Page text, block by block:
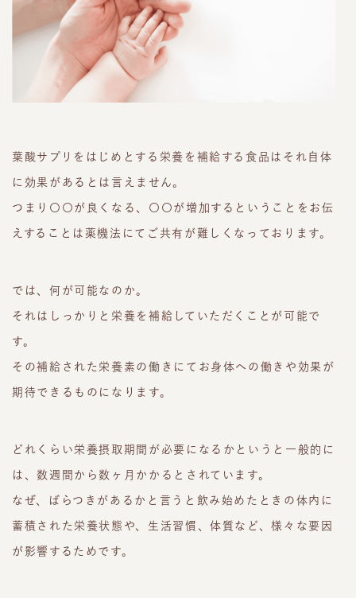
葉酸サプリをはじめとする栄養を補給する食品はそれ自体
に効果があるとは言えません。
つまり〇〇が良くなる、〇〇が増加するということをお伝
えすることは薬機法にてご共有が難しくなっております。
では、何が可能なのか。
それはしっかりと栄養を補給していただくことが可能で
す。
その補給された栄養素の働きにてお身体への働きや効果が
期待できるものになります。
どれくらい栄養摂取期間が必要になるかというと一般的に
は、数週間から数ヶ月かかるとされています。
なぜ、ばらつきがあるかと言うと飲み始めたときの体内に
蓄積された栄養状態や、生活習慣、体質など、様々な要因
が影響するためです。